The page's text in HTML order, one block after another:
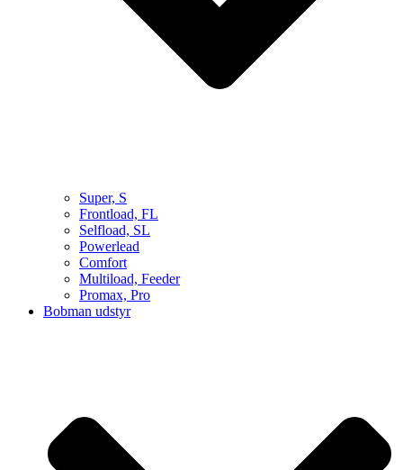
Super, S
Frontload, FL
Selfload, SL
Powerlead
Comfort
Multiload, Feeder
Promax, Pro
Bobman udstyr